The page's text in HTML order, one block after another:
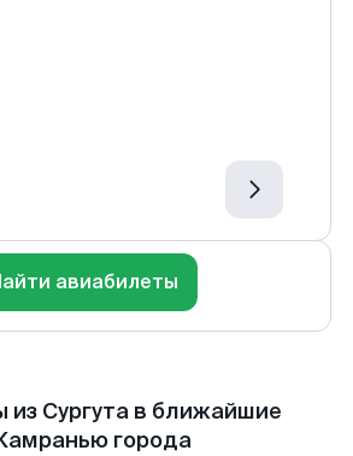
авиабилеты
из Сургута в ближайшие
города